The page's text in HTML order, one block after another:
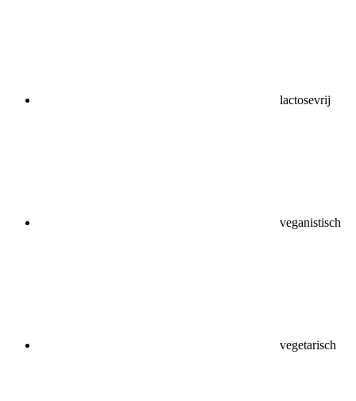
lactosevrij
veganistisch
vegetarisch